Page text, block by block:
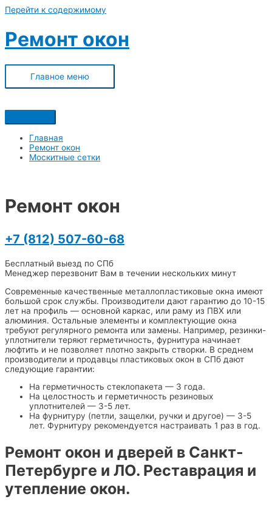
Перейти к содержимому
Ремонт окон
Главное меню
Главная
Ремонт окон
Москитные сетки
Ремонт окон
+7 (812) 507-60-68
Бесплатный выезд по СПб
Менеджер перезвонит Вам в течении нескольких минут
Современные качественные металлопластиковые окна имеют
большой срок службы. Производители дают гарантию до 10-15
лет на ‎профиль — основной каркас, или ‎раму из ПВХ или
алюминия. Остальные элементы и комплектующие окна
требуют регулярного ремонта или замены. Например, резинки-
уплотнители теряют герметичность, фурнитура начинает
люфтить и не позволяет плотно закрыть створки. В среднем
производители и продавцы пластиковых окон в СПб дают
следующие гарантии:
На герметичность стеклопакета — 3 года.
На целостность и герметичность резиновых
уплотнителей — 3-5 лет.
На фурнитуру (петли, защелки, ручки и другое) — 3-5
лет. Фурнитуру рекомендуется настраивать 1 раз в год.
Ремонт окон и дверей в Санкт-
Петербурге и ЛО. Реставрация и
утепление окон.